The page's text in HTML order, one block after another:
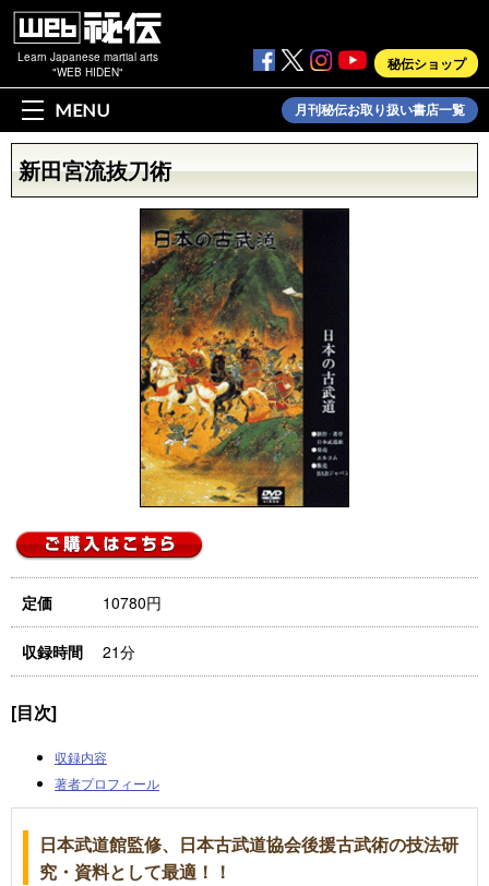
Learn Japanese martial arts
"WEB HIDEN"
秘伝ショップ
MENU 月刊秘伝お取り扱い書店一覧
新田宮流抜刀術
定価 10780円
収録時間 21分
[目次]
収録内容
著者プロフィール
日本武道館監修、日本古武道協会後援古武術の技法研
究・資料として最適！！